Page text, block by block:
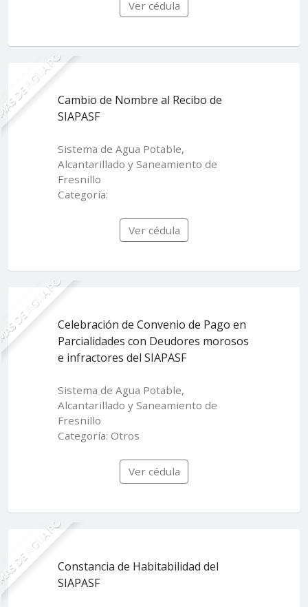
Ver cédula
AGUA POTABLECambio de Nombre al Recibo de
SIAPASF
Sistema de Agua Potable,
Alcantarillado y Saneamiento de
Fresnillo
Categoría:
Ver cédula
AGUA POTABLECelebración de Convenio de Pago en
Parcialidades con Deudores morosos
e infractores del SIAPASF
Sistema de Agua Potable,
Alcantarillado y Saneamiento de
Fresnillo
Categoría: Otros
Ver cédula
AGUA POTABLEConstancia de Habitabilidad del
SIAPASF